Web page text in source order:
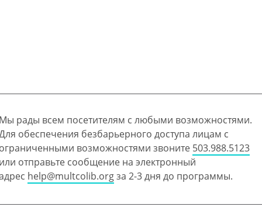
рады всем посетителям с любыми возможностями.
обеспечения безбарьерного доступа лицам с
возможностями звоните 503.988.5123
отправьте сообщение на электронный
help@multcolib.orgза 2-3 дня до программы.